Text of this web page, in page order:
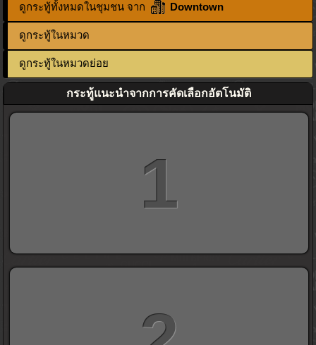
ดูกระทู้ทั้งหมดในชุมชน จาก Downtown
ดูกระทู้ในหมวด
ดูกระทู้ในหมวดย่อย
กระทู้แนะนำจากการคัดเลือกอัตโนมัติ
1